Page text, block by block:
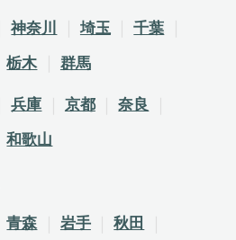
神奈川 埼玉
千葉
栃木 群馬
兵庫 京都
奈良
和歌山
青森 岩手
秋田